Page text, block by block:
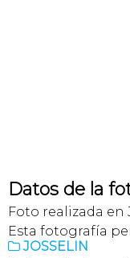
Datos de la
Foto realizada en
Esta fotografía
 JOSSELIN